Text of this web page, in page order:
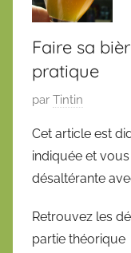
Faire sa
pratique
P
b
l
i
l
e
par Tintin
Cet article est
indiquée et
désaltérante
Retrouvez les
partie théorique